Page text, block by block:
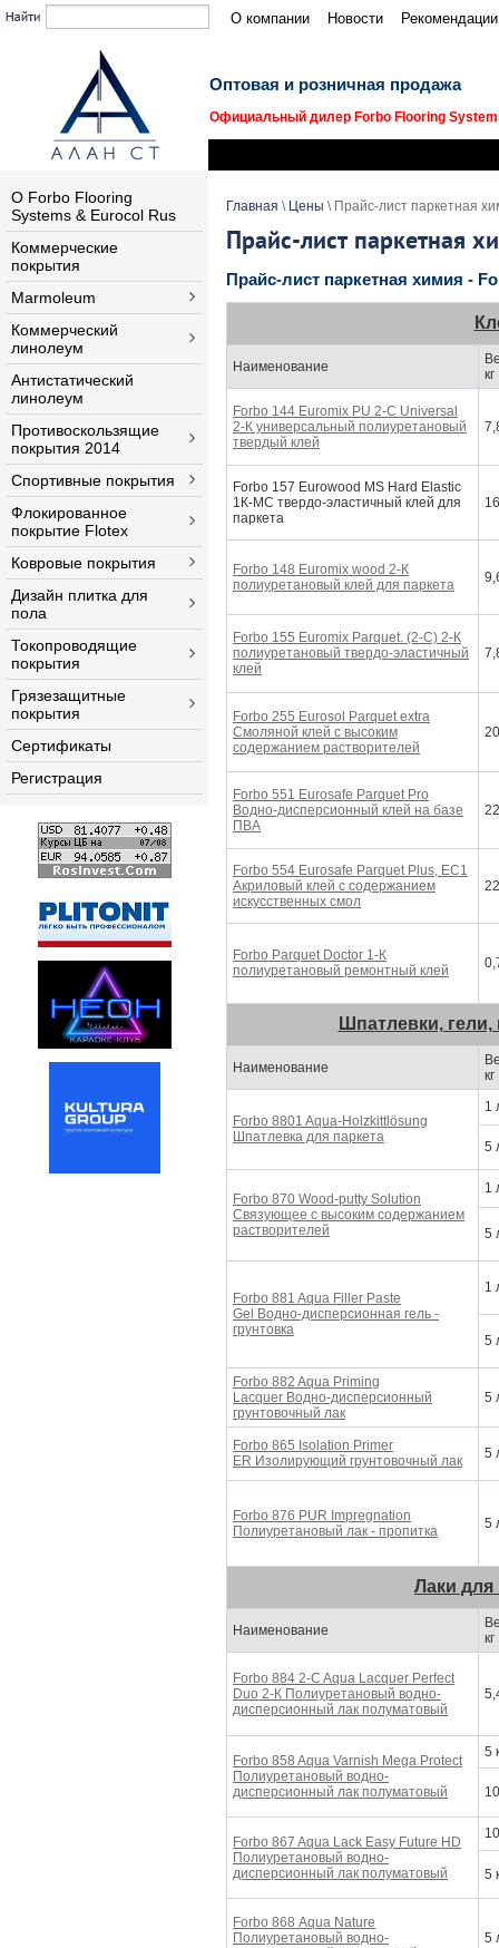
Оптовая и розничная продажа
Официальный дилер Forbo Flooring
О компании Новости
Главная \ Цены \ Прайс-лист паркетная
Прайс-лист паркетная
Прайс-лист паркетная химия -
Наименование
кг
Forbo 144 Euromix PU 2-C Universal
2-К универсальный полиуретановый
твердый клей
Forbo 157 Eurowood MS Hard Elastic
1К-МС твердо-эластичный клей для
паркета
Forbo 148 Euromix wood 2-К
полиуретановый клей для паркета
Forbo 155 Euromix Parquet. (2-C) 2-К
полиуретановый твердо-эластичный
клей
Forbo 255 Eurosol Parquet extra
Смоляной клей с высоким
содержанием растворителей
Forbo 551 Eurosafe Parquet Pro
Водно-дисперсионный клей на базе
ПВА
Forbo 554 Eurosafe Parquet Plus, EC1
Акриловый клей с содержанием
искусственных смол
Forbo Parquet Doctor 1-К
полиуретановый ремонтный клей
Шпатлевки,
Наименование
кг
Forbo 8801 Aqua-Holzkittlösung
Шпатлевка для паркета
1
5
Forbo 870 Wood-putty Solution
Связующее с высоким содержанием
растворителей
1
5
Forbo 881 Aqua Filler Paste
Gel Водно-дисперсионная гель -
грунтовка
1
5
Forbo 882 Aqua Priming
Lacquer Водно-дисперсионный
грунтовочный лак
5
Forbo 865 Isolation Primer
ER Изолирующий грунтовочный лак
5
Forbo 876 PUR Impregnation
Полиуретановый лак - пропитка
5
Лаки
Наименование
кг
Forbo 884 2-C Aqua Lacquer Perfect
Duo 2-К Полиуретановый водно-
дисперсионный лак полуматовый
Forbo 858 Aqua Varnish Mega Protect
Полиуретановый водно-
дисперсионный лак полуматовый
5
Forbo 867 Aqua Lack Easy Future HD
Полиуретановый водно-
дисперсионный лак полуматовый 5
Forbo 868 Aqua Nature
Полиуретановый водно-
5
О Forbo Flooring
Systems & Eurocol Rus
Коммерческие
покрытия
Marmoleum
Коммерческий
линолеум
Антистатический
линолеум
Противоскользящие
покрытия 2014
Спортивные покрытия
Флокированное
покрытие Flotex
Ковровые покрытия
Дизайн плитка для
пола
Токопроводящие
покрытия
Грязезащитные
покрытия
Сертификаты
Регистрация